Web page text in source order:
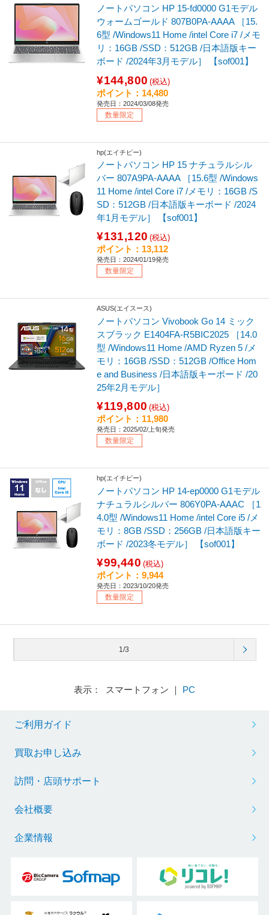
ノートパソコン HP 15-fd0000 G1モデル
ウォームゴールド 807B0PA-AAAA ［15.
6型 /Windows11 Home /intel Core i7 /メモ
リ：16GB /SSD：512GB /日本語版キー
ボード /2024年3月モデル］ 【sof001】
¥144,800 (税込)
ポイント：14,480
発売日：2024/03/08発売
数量限定
hp(エイチピー)
ノートパソコン HP 15 ナチュラルシル
バー 807A9PA-AAAA ［15.6型 /Windows
11 Home /intel Core i7 /メモリ：16GB /S
SD：512GB /日本語版キーボード /2024
年1月モデル］ 【sof001】
¥131,120 (税込)
ポイント：13,112
発売日：2024/01/19発売
数量限定
ASUS(エイスース)
ノートパソコン Vivobook Go 14 ミック
スブラック E1404FA-R5BIC2025 ［14.0
型 /Windows11 Home /AMD Ryzen 5 /メ
モリ：16GB /SSD：512GB /Office Hom
e and Business /日本語版キーボード /20
25年2月モデル］
¥119,800 (税込)
ポイント：11,980
発売日：2025/02/上旬発売
数量限定
hp(エイチピー)
ノートパソコン HP 14-ep0000 G1モデル
ナチュラルシルバー 806Y0PA-AAAC ［1
4.0型 /Windows11 Home /intel Core i5 /メ
モリ：8GB /SSD：256GB /日本語版キー
ボード /2023冬モデル］ 【sof001】
¥99,440 (税込)
ポイント：9,944
発売日：2023/10/20発売
数量限定
1/3
表示： スマートフォン ｜ PC
ご利用ガイド
買取お申し込み
訪問・店頭サポート
会社概要
企業情報